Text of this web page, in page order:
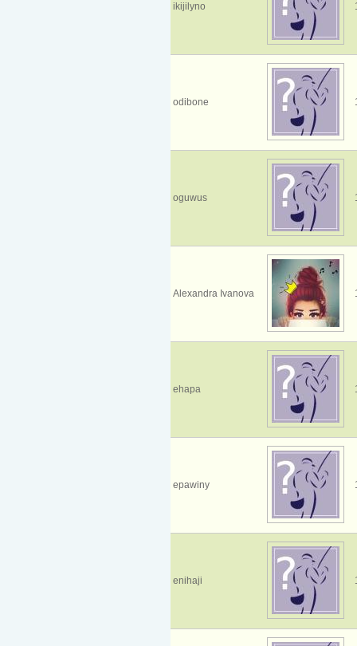
ikijilyno
odibone
oguwus
Alexandra Ivanova
ehapa
epawiny
enihaji